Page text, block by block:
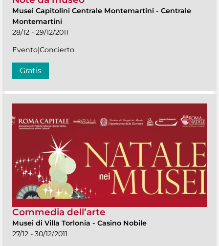
Musei Capitolini Centrale Montemartini - Centrale
Montemartini
28/12 - 29/12/2011
Evento|Concierto
Gratis
Commedia dell’arte
Musei di Villa Torlonia - Casino Nobile
27/12 - 30/12/2011